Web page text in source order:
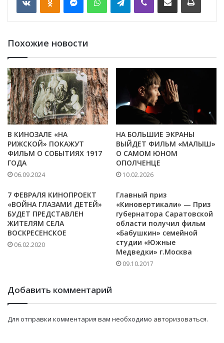
Похожие новости
В КИНОЗАЛЕ «НА
РИЖСКОЙ» ПОКАЖУТ
ФИЛЬМ О СОБЫТИЯХ 1917
ГОДА
06.09.2024
НА БОЛЬШИЕ ЭКРАНЫ
ВЫЙДЕТ ФИЛЬМ «МАЛЫШ»
О САМОМ ЮНОМ
ОПОЛЧЕНЦЕ
10.02.2026
7 ФЕВРАЛЯ КИНОПРОЕКТ
«ВОЙНА ГЛАЗАМИ ДЕТЕЙ»
БУДЕТ ПРЕДСТАВЛЕН
ЖИТЕЛЯМ СЕЛА
ВОСКРЕСЕНСКОЕ
06.02.2020
Главный приз
«Киновертикали» — Приз
губернатора Саратовской
области получил фильм
«Бабушкин» семейной
студии «Южные
Медведки» г.Москва
09.10.2017
Добавить комментарий
Для отправки комментария вам необходимо авторизоваться.